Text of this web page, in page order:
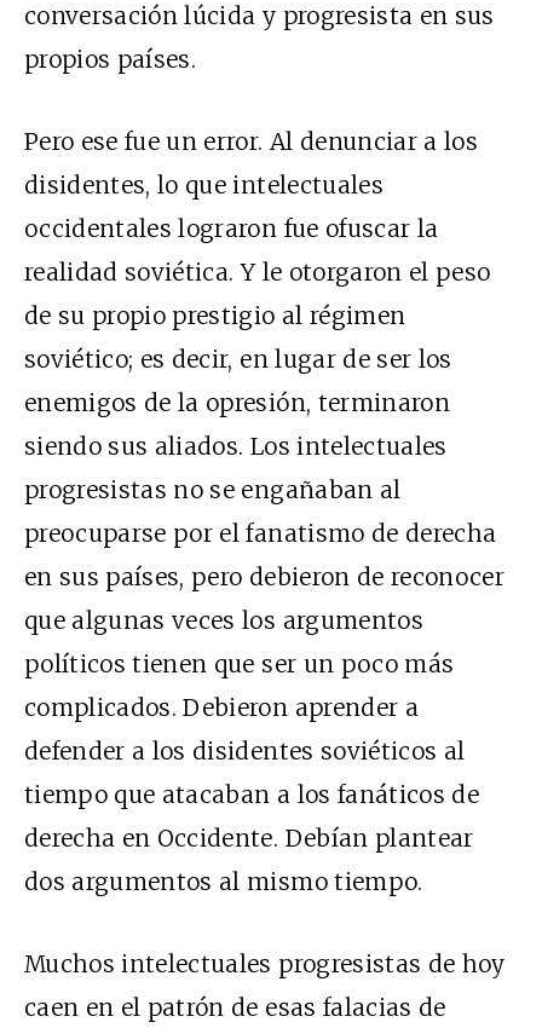
conversación lúcida y progresista en sus
propios países.
Pero ese fue un error. Al denunciar a los
disidentes, lo que intelectuales
occidentales lograron fue ofuscar la
realidad soviética. Y le otorgaron el peso
de su propio prestigio al régimen
soviético; es decir, en lugar de ser los
enemigos de la opresión, terminaron
siendo sus aliados. Los intelectuales
progresistas no se engañaban al
preocuparse por el fanatismo de derecha
en sus países, pero debieron de reconocer
que algunas veces los argumentos
políticos tienen que ser un poco más
complicados. Debieron aprender a
defender a los disidentes soviéticos al
tiempo que atacaban a los fanáticos de
derecha en Occidente. Debían plantear
dos argumentos al mismo tiempo.
Muchos intelectuales progresistas de hoy
caen en el patrón de esas falacias de